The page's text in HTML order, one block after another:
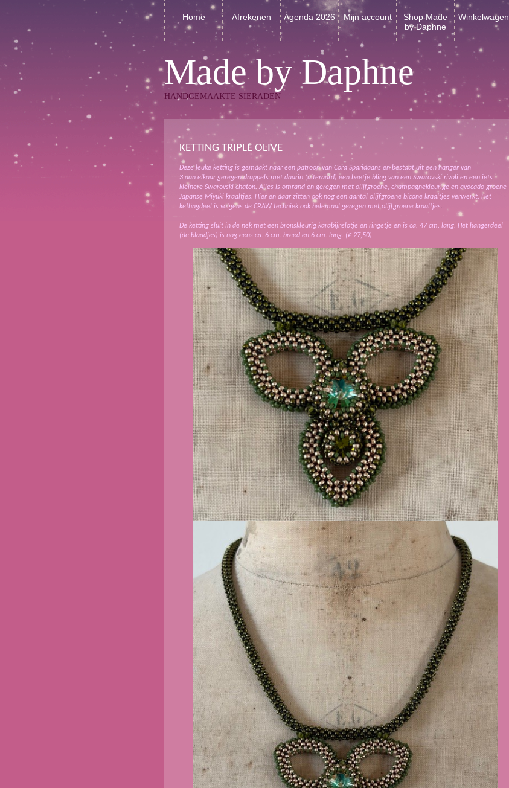
Home Afrekenen Agenda 2026 Mijn account
Shop Made
by Daphne
Winkelwagen
Made by Daphne
HANDGEMAAKTE SIERADEN
KETTING TRIPLE OLIVE
Deze leuke ketting is gemaakt naar een patroon van Cora Sparidaans en bestaat uit een hanger van
3 aan elkaar geregen druppels met daarin (uiteraard) een beetje bling van een Swarovski rivoli en een iets
kleinere Swarovski chaton. Alles is omrand en geregen met olijfgroene, champagnekleurige en avocado groene
Japanse Miyuki kraaltjes. Hier en daar zitten ook nog een aantal olijfgroene bicone kraaltjes verwerkt. Het
kettingdeel is volgens de CRAW techniek ook helemaal geregen met olijfgroene kraaltjes.
De ketting sluit in de nek met een bronskleurig karabijnslotje en ringetje en is ca. 47 cm. lang. Het hangerdeel
(de blaadjes) is nog eens ca. 6 cm. breed en 6 cm. lang. (€ 27,50)